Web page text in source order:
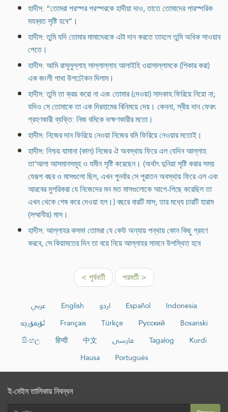
হাদীস: “তোমরা পরস্পর পরস্পরকে হাদীয়া দাও, তাতে তোমাদের পারস্পরিক
মহব্বত সৃষ্টি হবে”।
হাদীস: তুমি যদি তোমার মামাদেরকে এটা দান করতে তাহলে তুমি অধিক সাওয়াব
পেতে।
হাদীস: আমি রাসূলুল্লাহ সাল্লাল্লাহ আলাইহি ওয়াসাল্লামকে (শিকার করা)
এক জংলী গাধা উপঢৌকন দিলাম।
হাদীস: তুমি তা ক্রয় করো না এবং তোমার (দেওয়া) সাদকাহ ফিরিয়ে নিয়ো না;
যদিও সে তোমাকে তা এক দিরহামের বিনিময়ে দেয়। কেননা, স্বীয় দান ফেরৎ
গ্রহণকারী ব্যক্তি: নিজ বমিকে ভক্ষণকারীর মতো।
হাদীস: নিজের দান ফিরিয়ে নেওয়া নিজের বমি ফিরিয়ে নেওয়ার মতোই।
হাদীস: নিশ্চয় যামানা (কাল) নিজের ঐ অবস্থায় ফিরে এল যেদিন আল্লাহ
তা‘আলা আসমানসমূহ ও যমীন সৃষ্টি করেছেন। (অর্থাৎ দুনিয়া সৃষ্টি করার সময়
যেরূপ বছর ও মাসগুলো ছিল, এখন পুনর্বার সে পুরাতন অবস্থায় ফিরে এল এবং
আরবের মুশরিকরা যে নিজেদের মন মত মাসগুলোকে আগে-পিছে করেছিল তা
এখন থেকে শেষ করে দেওয়া হল।) বছরে বারটি মাস; তার মধ্যে চারটি হারাম
(সম্মানীয়) মাস।
হাদীস: আল্লাহর কসম! তোমরা যে কেউ অন্যায় পন্থায় কোন কিছু গ্রহণ
করবে, সে কিয়ামতের দিন তা বয়ে নিয়ে আল্লাহর সামনে উপস্থিত হবে
< পূর্ববর্তী পরবর্তী >
عربي English اردو Español
Indonesia
ئۇيغۇرچە
Français Türkçe Русский
Bosanski
සිංහල
हिन्दी 中文 فارسی Tagalog
Kurdî
Hausa
Português
ই-মেইল তালিকায় নিবন্ধন